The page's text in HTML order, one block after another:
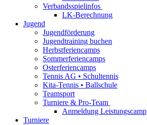
Verbandsspielinfos
LK-Berechnung
Jugend
Jugendförderung
Jugendtraining buchen
Herbstferiencamps
Sommerferiencamps
Osterferiencamps
Tennis AG • Schultennis
Kita-Tennis • Ballschule
Teamsport
Turniere & Pro-Team
Anmeldung Leistungscamp
Turniere